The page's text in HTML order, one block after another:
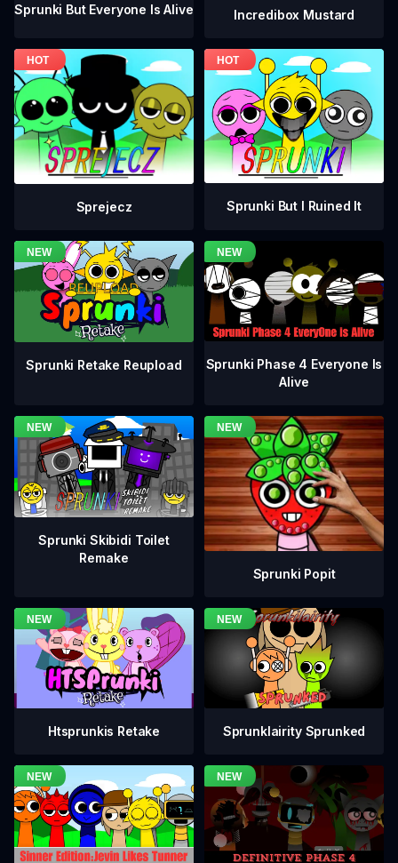
Sprunki But Everyone Is Alive Incredibox Mustard
Sprejecz Sprunki But I Ruined It
Sprunki Retake Reupload
Sprunki Phase 4 Everyone Is
Alive
Sprunki Skibidi Toilet
Remake
Sprunki Popit
Htsprunkis Retake Sprunklairity Sprunked